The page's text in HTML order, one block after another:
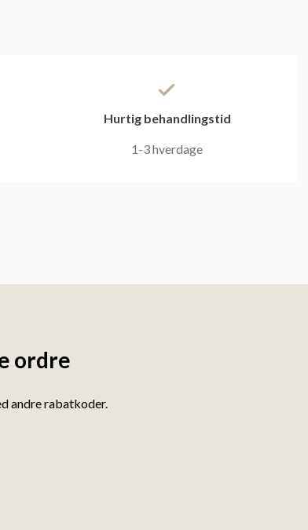
Hurtig behandlingstid
1-3 hverdage
ordre
andre rabatkoder.